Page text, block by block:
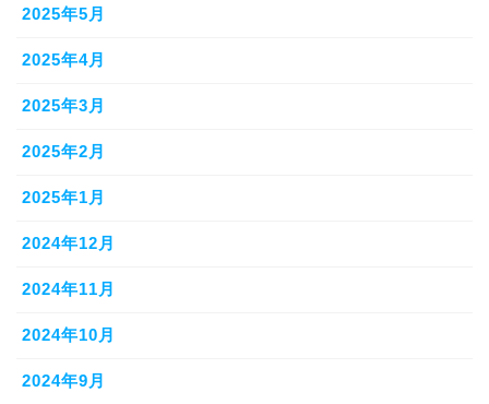
2025年5月
2025年4月
2025年3月
2025年2月
2025年1月
2024年12月
2024年11月
2024年10月
2024年9月